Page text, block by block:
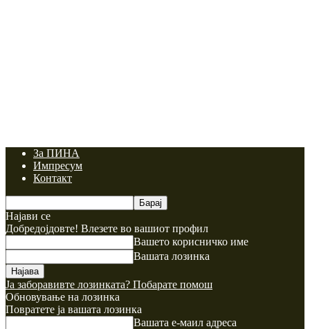
За ПИНА
Импресум
Контакт
Најави се
Добредојдовте! Влезете во вашиот профил
Вашето корисничко име
Вашата лозинка
Ја заборавивте лозинката? Побарате помош
Обновување на лозинка
Повратете ја вашата лозинка
Вашата е-маил адреса